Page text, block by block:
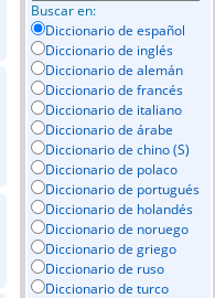
Buscar en:
Diccionario de español
Diccionario de inglés
Diccionario de alemán
Diccionario de francés
Diccionario de italiano
Diccionario de árabe
Diccionario de chino (S)
Diccionario de polaco
Diccionario de portugués
Diccionario de holandés
Diccionario de noruego
Diccionario de griego
Diccionario de ruso
Diccionario de turco